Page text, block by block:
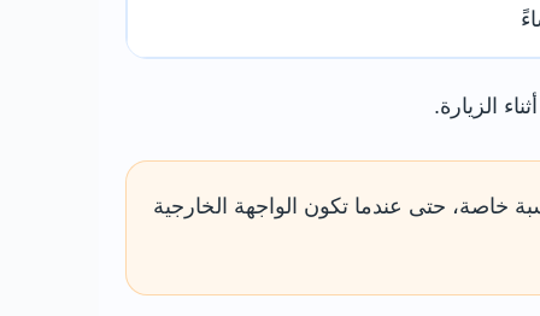
الزيارة.
خاصة، حتى عندما تكون الواجهة الخارجية